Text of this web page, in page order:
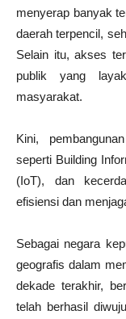
menyerap banyak
daerah terpencil,
Selain itu, akses
publik yang
masyarakat.
Kini,
seperti Building
(IoT), dan
efisiensi dan
Sebagai negara
geografis dalam
dekade terakhir,
telah berhasil